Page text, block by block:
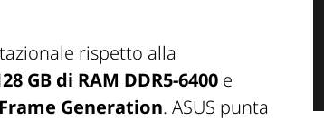
rispetto alla
GB di RAM DDR5-6400 e
Generation. ASUS punta